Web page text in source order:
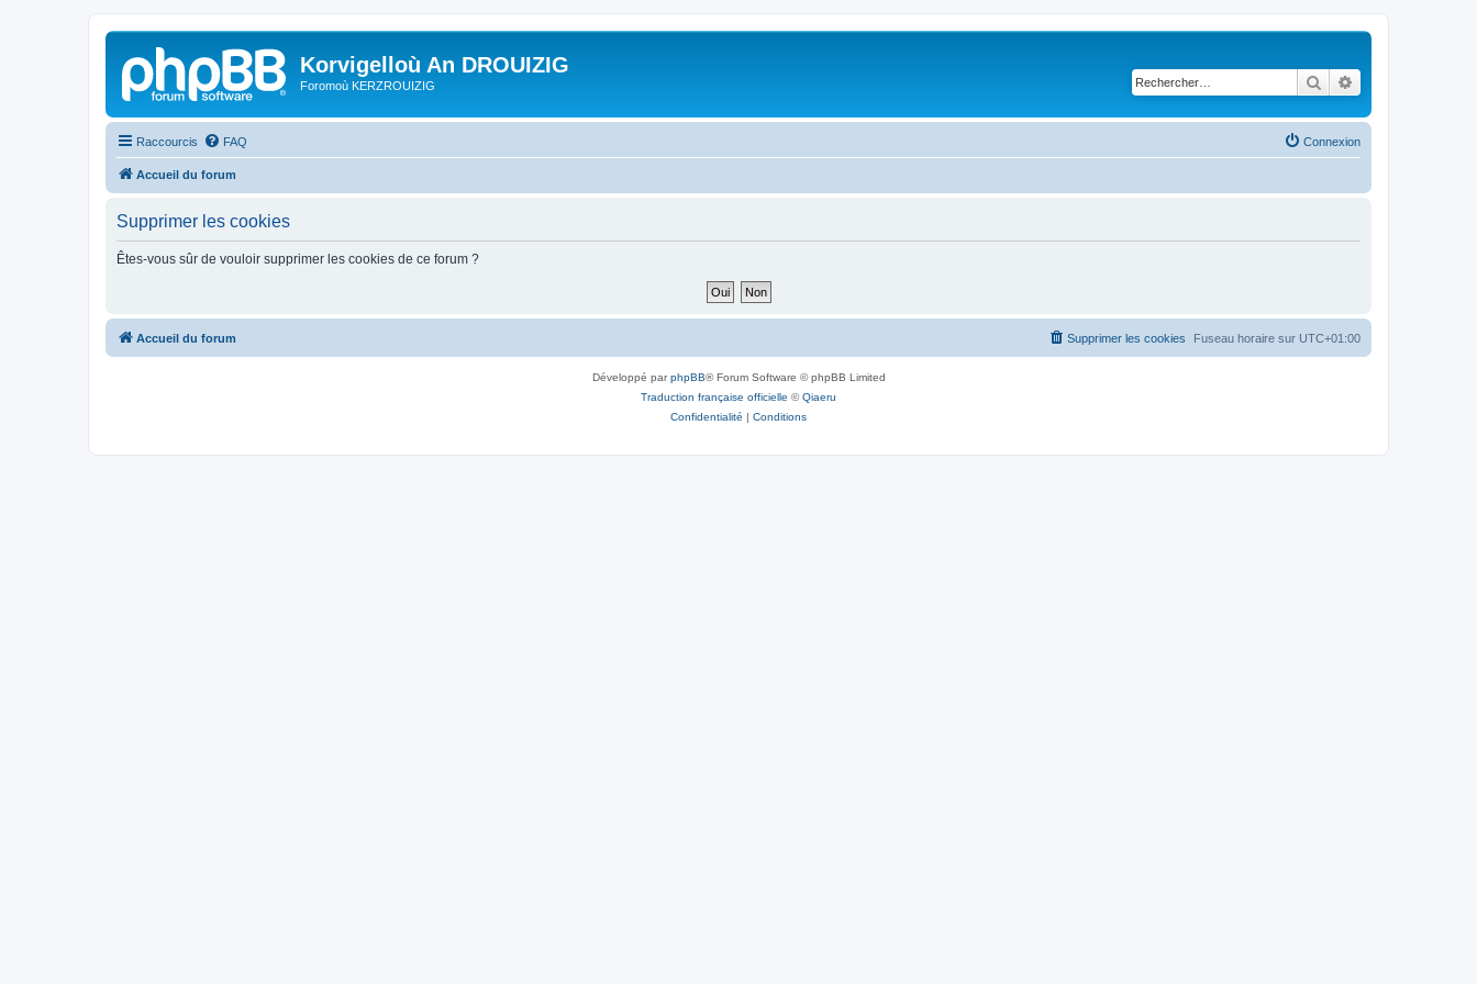
Korvigelloù An DROUIZIG
Foromoù KERZROUIZIG Rechercher
Raccourcis FAQ Connexion
Accueil du forum
Supprimer les cookies
Êtes-vous sûr de vouloir supprimer les cookies de ce forum ?
Accueil du forum Fuseau horaire sur UTC+01:00
Supprimer les cookies
Développé parphpBB® Forum Software © phpBB Limited
Traduction française officielle ©Qiaeru
Confidentialité | Conditions